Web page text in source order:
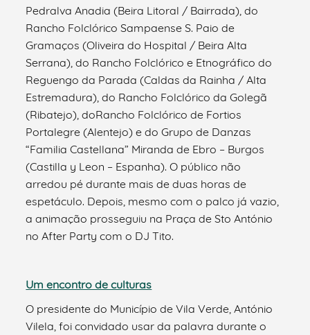
Pedralva Anadia (Beira Litoral / Bairrada), do
Rancho Folclórico Sampaense S. Paio de
Gramaços (Oliveira do Hospital / Beira Alta
Serrana), do Rancho Folclórico e Etnográfico do
Reguengo da Parada (Caldas da Rainha / Alta
Estremadura), do Rancho Folclórico da Golegã
(Ribatejo), doRancho Folclórico de Fortios
Portalegre (Alentejo) e do Grupo de Danzas
“Familia Castellana” Miranda de Ebro – Burgos
(Castilla y Leon – Espanha). O público não
arredou pé durante mais de duas horas de
espetáculo. Depois, mesmo com o palco já vazio,
a animação prosseguiu na Praça de Sto António
no After Party com o DJ Tito.
Um encontro de culturas
O presidente do Município de Vila Verde, António
Vilela, foi convidado usar da palavra durante o